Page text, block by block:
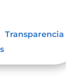
Transparencia